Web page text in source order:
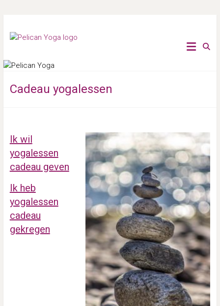
naar
dePelican
Yoga
Critical
Rug-nek-
yoga en
Cadeau yogalessen
Ik wil
yogalessen
cadeau geven
Ik heb
yogalessen
cadeau
gekregen